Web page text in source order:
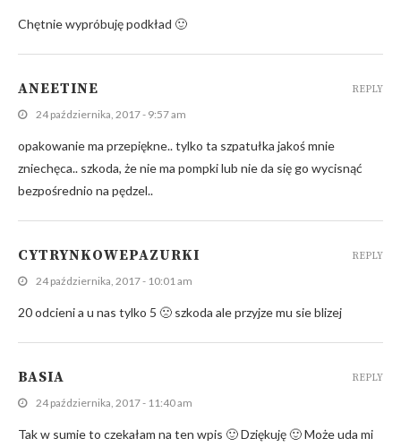
Chętnie wypróbuję podkład 🙂
ANEETINE
24 października, 2017 - 9:57 am
opakowanie ma przepiękne.. tylko ta szpatułka jakoś mnie
zniechęca.. szkoda, że nie ma pompki lub nie da się go wycisnąć
bezpośrednio na pędzel..
REPLY
CYTRYNKOWEPAZURKI
24 października, 2017 - 10:01 am
20 odcieni a u nas tylko 5 🙁 szkoda ale przyjze mu sie blizej
REPLY
BASIA
24 października, 2017 - 11:40 am
Tak w sumie to czekałam na ten wpis 🙂 Dziękuję 🙂 Może uda mi
REPLY